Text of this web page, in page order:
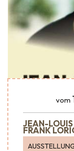
vom
JEAN-LOUIS
FRANK